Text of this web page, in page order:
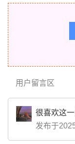
用户留言区
很喜欢这
发布于